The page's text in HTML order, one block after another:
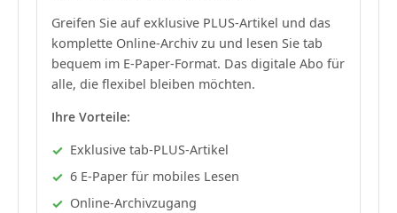
Greifen Sie auf exklusive PLUS-Artikel und das
komplette Online-Archiv zu und lesen Sie tab
bequem im E-Paper-Format. Das digitale Abo für
alle, die flexibel bleiben möchten.
Ihre Vorteile:
Exklusive tab-PLUS-Artikel
6 E-Paper für mobiles Lesen
Online-Archivzugang